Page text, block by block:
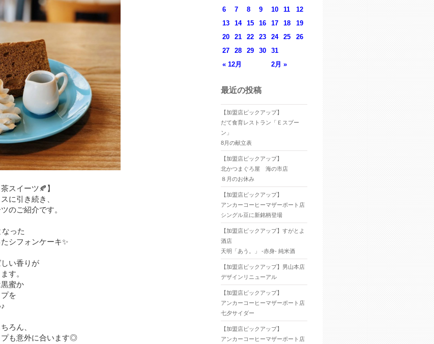
スイーツ🍂】
に引き続き、
のご紹介です。
った
シフォンケーキ✨
い香りが
す。
蜜か
を
ろん、
プも意外に合います◎
« 12月 2月 »
6
7 8 9 10 11
12
13
14 15 16 17 18
19
20
21 22 23 24 25
26
27
28 29 30 31
最近の投稿
【加盟店ピックアップ】
だて食育レストラン「Ｅスプー
ン」
8月の献立表
【加盟店ピックアップ】
北かつまぐろ屋 海の市店
８月のお休み
【加盟店ピックアップ】
アンカーコーヒーマザーポート店
シングル豆に新銘柄登場
【加盟店ピックアップ】すがとよ
酒店
天明「あう。」 -赤身- 純米酒
【加盟店ピックアップ】男山本店
デザインリニューアル
【加盟店ピックアップ】
アンカーコーヒーマザーポート店
七夕サイダー
【加盟店ピックアップ】
アンカーコーヒーマザーポート店